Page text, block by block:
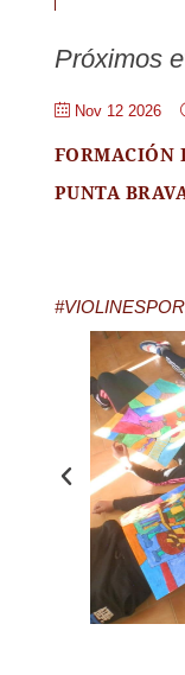
Próximos
Nov 12 2026
FORMACIÓN
PUNTA